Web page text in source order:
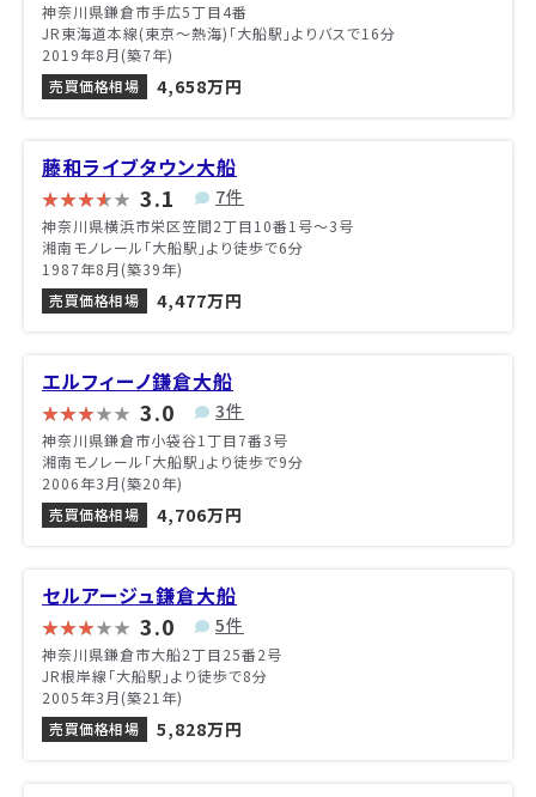
神奈川県鎌倉市手広5丁目4番
JR東海道本線(東京～熱海)「大船駅」よりバスで16分
2019年8月(築7年)
売買価格相場
4,658万円
藤和ライブタウン大船
3.1 7件
神奈川県横浜市栄区笠間2丁目10番1号〜3号
湘南モノレール「大船駅」より徒歩で6分
1987年8月(築39年)
売買価格相場
4,477万円
エルフィーノ鎌倉大船
3.0 3件
神奈川県鎌倉市小袋谷1丁目7番3号
湘南モノレール「大船駅」より徒歩で9分
2006年3月(築20年)
売買価格相場
4,706万円
セルアージュ鎌倉大船
3.0 5件
神奈川県鎌倉市大船2丁目25番2号
JR根岸線「大船駅」より徒歩で8分
2005年3月(築21年)
売買価格相場
5,828万円